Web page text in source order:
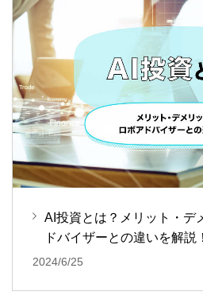
AI投資とは？メリット・デ
ドバイザーとの違いを解説！
2024/6/25